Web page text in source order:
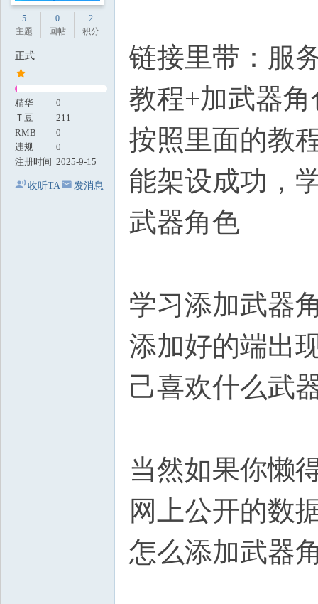
5
主题
0
回帖
2
积分
正式
精华
0
Ｔ豆
211
RMB
0
违规
0
注册时间 2025-9-15
收听TA 发消息
链接里带：服
教程+加武器
按照里面的教
能架设成功，
武器角色
学习添加武器
添加好的端出
己喜欢什么武
当然如果你懒
网上公开的数
怎么添加武器